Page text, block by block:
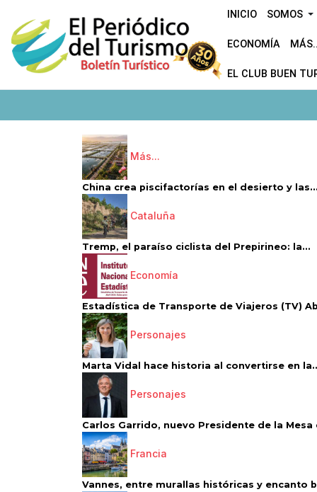
INICIO SOMOS
ECONOMÍA
EL CLUB BUEN
Más...
China crea piscifactorías en el desierto y las...
Cataluña
Tremp, el paraíso ciclista del Prepirineo: la...
Economía
Estadística de Transporte de Viajeros (TV)
Personajes
Marta Vidal hace historia al convertirse en
Personajes
Carlos Garrido, nuevo Presidente de la Mesa
Francia
Vannes, entre murallas históricas y encanto